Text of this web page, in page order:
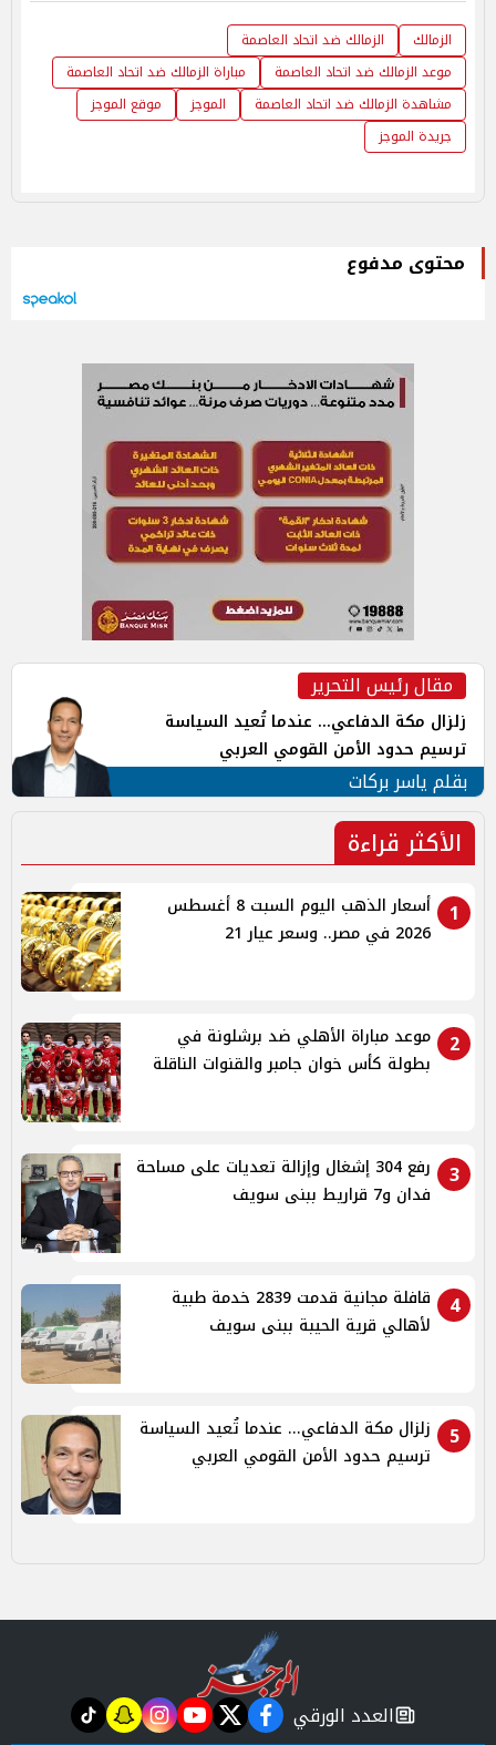
الزمالك
الزمالك ضد اتحاد العاصمة
موعد الزمالك ضد اتحاد العاصمة
مباراة الزمالك ضد اتحاد العاصمة
مشاهدة الزمالك ضد اتحاد العاصمة
الموجز
موقع الموجز
جريدة الموجز
محتوى مدفوع
مقال رئيس التحرير
زلزال مكة الدفاعي... عندما تُعيد السياسة
ترسيم حدود الأمن القومي العربي
بقلم ياسر بركات
الأكثر قراءة
1
أسعار الذهب اليوم السبت 8 أغسطس
2026 في مصر.. وسعر عيار 21
2
موعد مباراة الأهلي ضد برشلونة في
بطولة كأس خوان جامبر والقنوات الناقلة
3
رفع 304 إشغال وإزالة تعديات على مساحة
فدان و7 قراريط ببنى سويف
4
قافلة مجانية قدمت 2839 خدمة طبية
لأهالي قرية الحيبة ببنى سويف
5
زلزال مكة الدفاعي... عندما تُعيد السياسة
ترسيم حدود الأمن القومي العربي
newspaper
العدد الورقي facebook
twitter
youtube
instagram
snapchat
tiktok